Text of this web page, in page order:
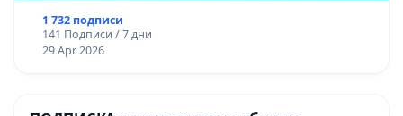
1 732 подписи
141 Подписи / 7 дни
29 Apr 2026